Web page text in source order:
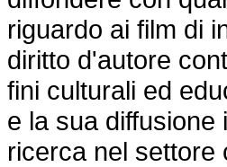
riguardo ai film di
diritto d'autore
fini culturali ed
e la sua diffusione
ricerca nel settore